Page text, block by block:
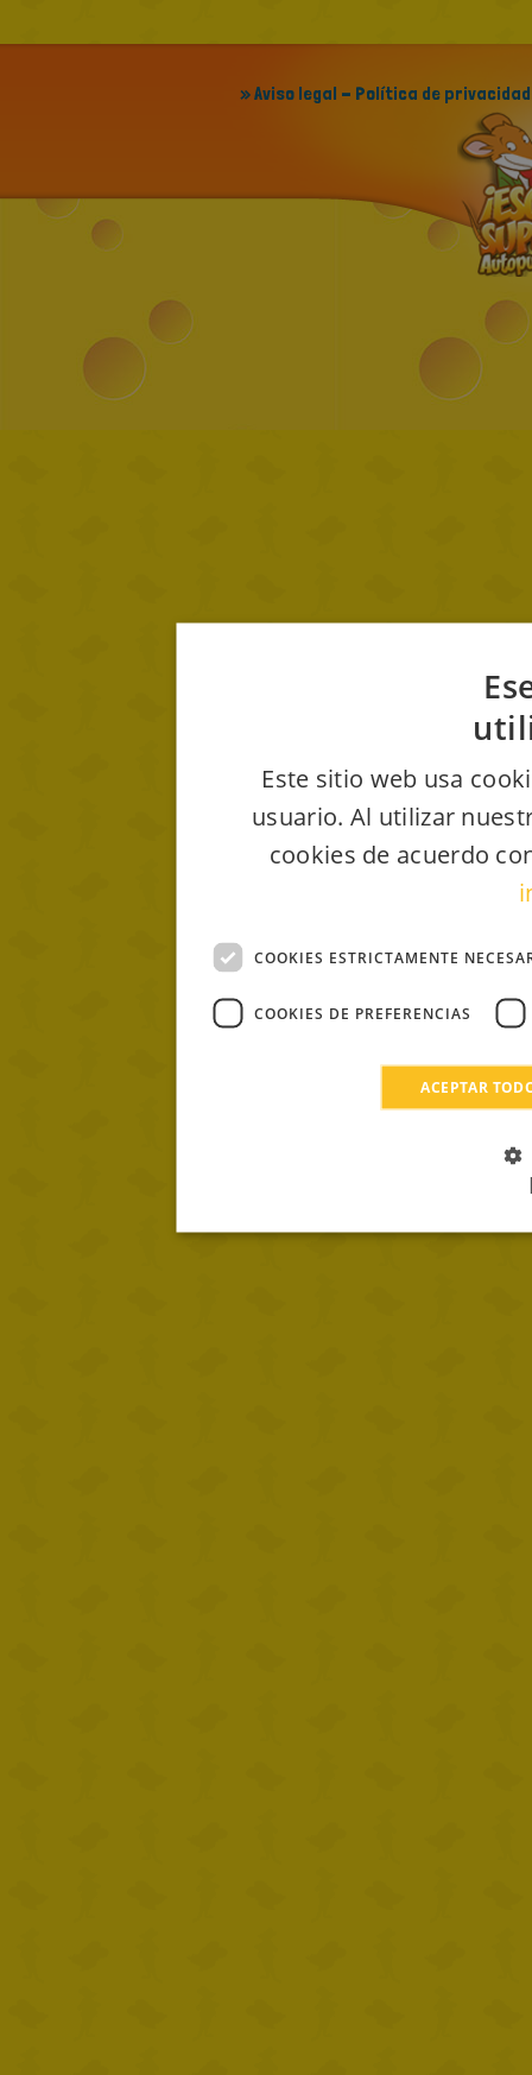
» Aviso legal - Política de privacidad
Este sitio web usa
usuario. Al utilizar
cookies de acuerdo
COOKIES ESTRICTAMENTE
COOKIES DE PREFERENCIAS
ACEPTAR